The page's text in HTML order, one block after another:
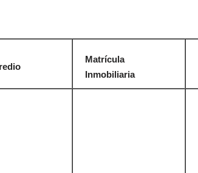
Matrícula
Inmobiliaria